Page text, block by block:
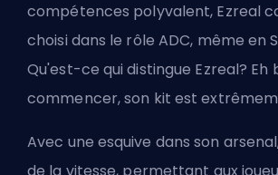
compétences polyvalent, Ezreal
choisi dans le rôle ADC, même en
Qu'est-ce qui distingue Ezreal? Eh
commencer, son kit est
Avec une esquive dans son